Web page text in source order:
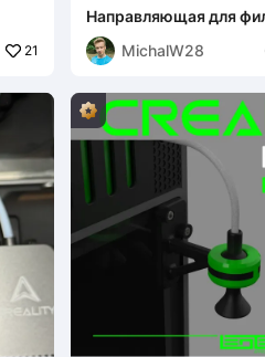
21
Направляющая для
V3 KE/SE
MichalW28